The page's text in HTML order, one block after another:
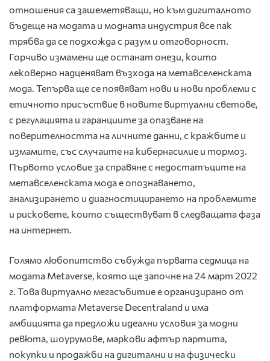
отношения са зашеметяващи, но към дигиталното
бъдеще на модата и модната индустрия все пак
трябва да се подхожда с разум и отговорност.
Горчиво измамени ще останат онези, които
лековерно надценяват възхода на метавселенската
мода. Тепърва ще се появяват нови и нови проблеми с
етичното присъствие в новите виртуални светове,
с регулацията и гаранциите за опазване на
поверителността на личните данни, с кражбите и
измамите, със случаите на кибернасилие и тормоз.
Първото условие за справяне с недостатъците на
метавселенската мода е опознаването,
анализирането и диагностицирането на проблемите
и рисковете, които съществуват в следващата фаза
на интернет.
Голямо любопитство събужда първата седмица на
модата Metaverse, която ще започне на 24 март 2022
г. Това виртуално мегасъбитие е организирано от
платформата Metaverse Decentraland и има
амбицията да предложи идеални условия за модни
ревюта, шоурумове, маркови афтър партита,
покупки и продажби на дигитални и на физически